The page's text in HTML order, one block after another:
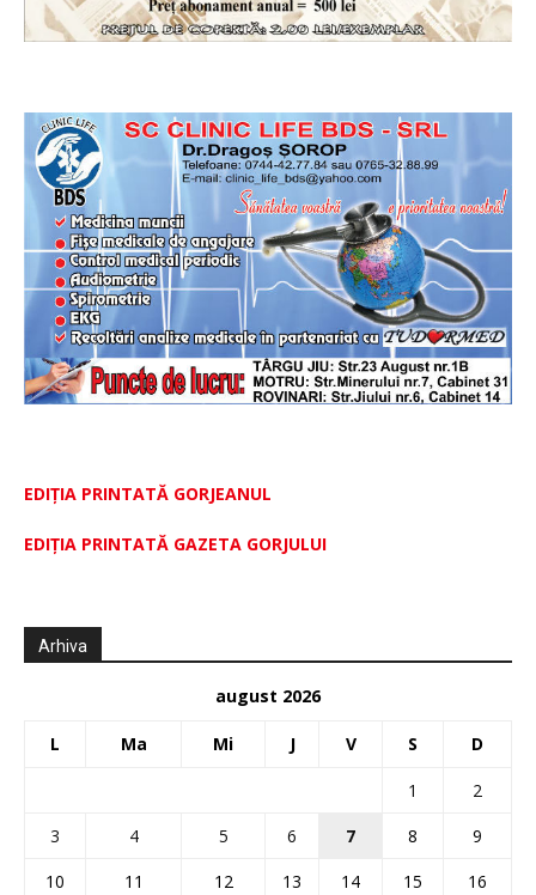
EDIȚIA PRINTATĂ GORJEANUL
EDIŢIA PRINTATĂ GAZETA GORJULUI
Arhiva
august 2026
L Ma Mi J V S D
1
2
3
4 5 6 7 8
9
10
11 12 13 14 15 16